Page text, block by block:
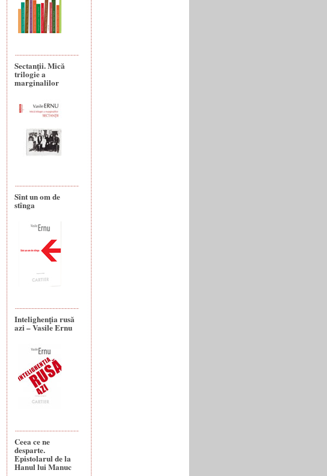
Sectanţii. Mică
trilogie a
marginalilor
Sînt un om de
stînga
Intelighenţia rusă
azi – Vasile Ernu
Ceea ce ne
desparte.
Epistolarul de la
Hanul lui Manuc